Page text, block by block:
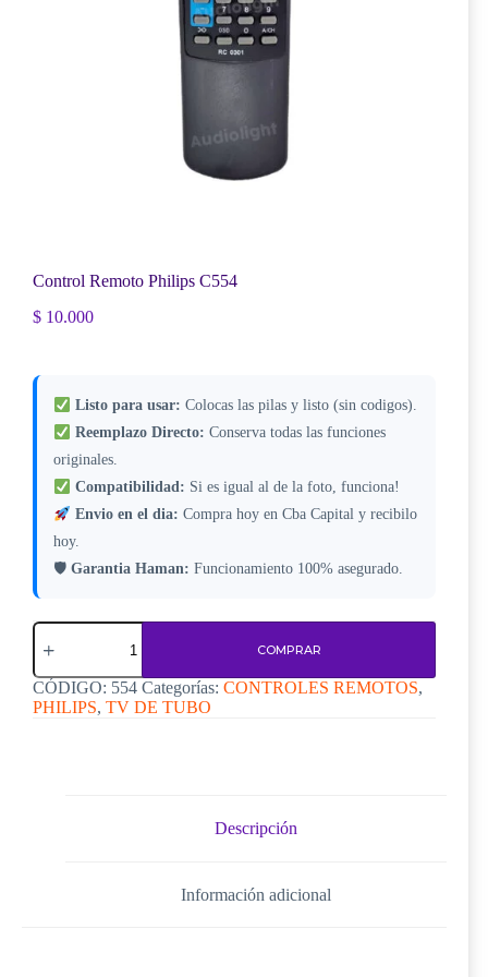
Control Remoto Philips C554
$ 10.000
Listo para usar: Colocas las pilas y listo (sin codigos).
Reemplazo Directo: Conserva todas las funciones
originales.
Compatibilidad: Si es igual al de la foto, funciona!
Envio en el dia: Compra hoy en Cba Capital y recibilo
hoy.
🛡 Garantia Haman: Funcionamiento 100% asegurado.
Control
Remoto
C554
cantidad
COMPRAR
CÓDIGO: 554 Categorías: CONTROLES REMOTOS,
PHILIPS, TV DE TUBO
Descripción
Información adicional